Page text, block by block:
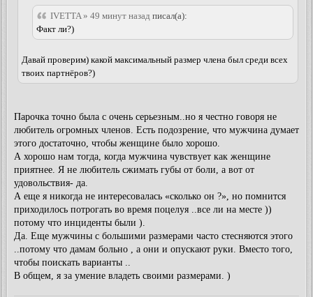
IVETTA » 49 минут назад писал(а):
Факт ли?)
Давай проверим) какой максимальный размер члена был среди всех
твоих партнёров?)
Парочка точно была с очень серьезным..но я честно говоря не
любитель огромных членов. Есть подозрение, что мужчина думает
этого достаточно, чтобы женщине было хорошо.
А хорошо нам тогда, когда мужчина чувствует как женщине
приятнее. Я не любитель сжимать губы от боли, а вот от
удовольствия- да.
А еще я никогда не интересовалась «сколько он ?», но помнится
приходилось потрогать во время поцелуя ..все ли на месте ))
потому что инциденты были ).
Да. Еще мужчины с большими размерами часто стесняются этого
..потому что дамам больно , а они и опускают руки. Вместо того,
чтобы поискать варианты ..
В общем, я за умение владеть своими размерами. )